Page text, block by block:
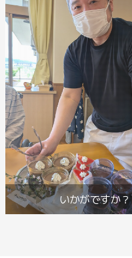
いかがですか？